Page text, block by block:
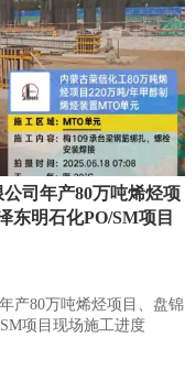
司年产80万吨烯烃项
东明石化PO/SM项目
产80万吨烯烃项目、盘锦
项目现场施工进度